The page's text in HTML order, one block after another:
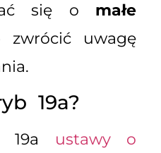
się o małe
uwagę
19a?
19a ustawy o